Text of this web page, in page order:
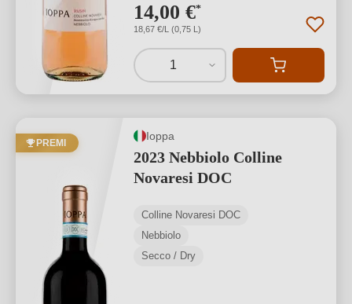
14,00 €*
18,67 €/L (0,75 L)
1
PREMI
Ioppa
2023 Nebbiolo Colline
Novaresi DOC
Colline Novaresi DOC
Nebbiolo
Secco / Dry